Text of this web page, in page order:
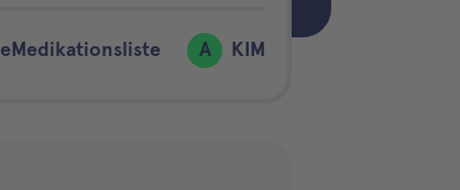
eMedikationsliste A KIM